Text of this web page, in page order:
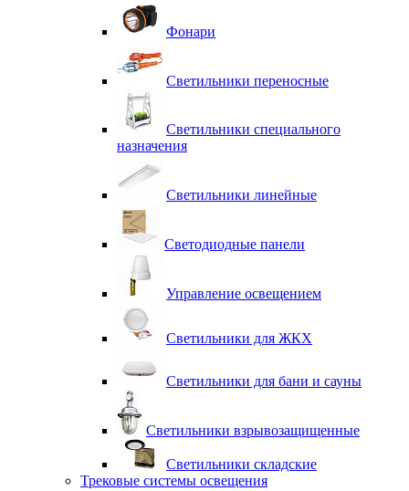
Фонари
Светильники переносные
Светильники специального
назначения
Светильники линейные
Светодиодные панели
Управление освещением
Светильники для ЖКХ
Светильники для бани и сауны
Светильники взрывозащищенные
Светильники складские
Трековые системы освещения